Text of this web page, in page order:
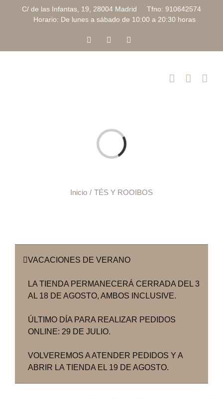
C/ de las Infantas, 19, 28004 Madrid Tfno: 910642574
Horario: De lunes a sábado de 10:00 a 20:30 horas
FacebookInstagram
Cargando...
Inicio TÉS Y ROOIBOS
VACACIONES DE VERANO
LA TIENDA PERMANECERÁ CERRADA DEL 3
AL 18 DE AGOSTO, AMBOS INCLUSIVE.
ÚLTIMO DÍA PARA REALIZAR PEDIDOS
ONLINE: 29 DE JULIO.
VOLVEREMOS A ATENDER PEDIDOS Y A
ABRIR LA TIENDA EL 19 DE AGOSTO.